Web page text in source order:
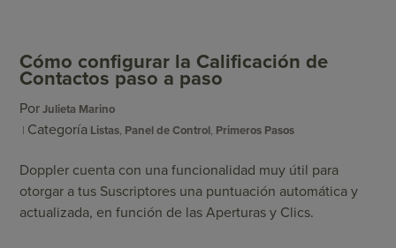
Cómo configurar la Calificación de
Contactos paso a paso
Por Julieta Marino
Categoría Listas, Panel de Control, Primeros Pasos
Doppler cuenta con una funcionalidad muy útil para
otorgar a tus Suscriptores una puntuación automática y
actualizada, en función de las Aperturas y Clics.